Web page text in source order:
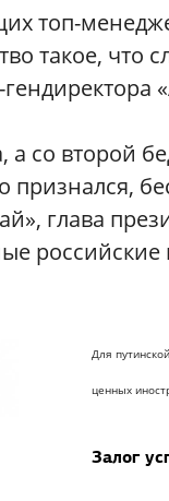
топ-
такое, что
со второй
глава
российские
Для
ценных
Залог